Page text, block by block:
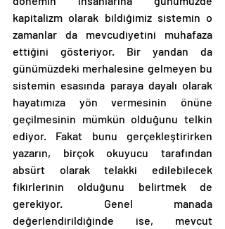
kapitalizm olarak bildiğimiz sistemin o
zamanlar da mevcudiyetini muhafaza
ettiğini gösteriyor. Bir yandan da
günümüzdeki merhalesine gelmeyen bu
sistemin esasında paraya dayalı olarak
hayatımıza yön vermesinin önüne
geçilmesinin mümkün olduğunu telkin
ediyor. Fakat bunu gerçekleştirirken
yazarın, birçok okuyucu tarafından
absürt olarak telakki edilebilecek
fikirlerinin olduğunu belirtmek de
gerekiyor. Genel manada
değerlendirildiğinde ise, mevcut